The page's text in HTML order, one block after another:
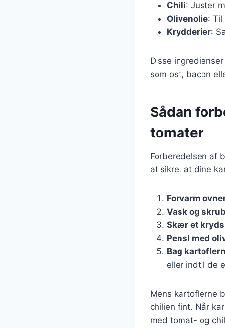
Chili: Juster
Olivenolie: Til
Krydderier:
Disse
som ost, bacon
Sådan
tomater
Forberedelsen af
at sikre, at dine
Forvarm
Vask og
Skær et kryds
Pensl med
Bag
eller indtil de
Mens kartoflerne
chilien fint. Når
med tomat- og